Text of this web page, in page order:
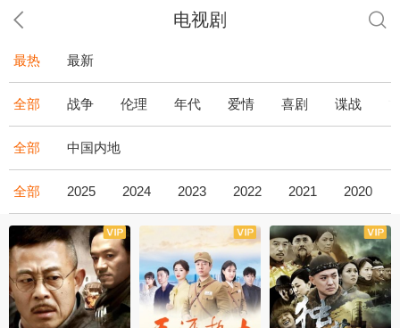
电视剧
最热 最新
全部 战争 伦理 年代 爱情 喜剧 谍战
全部 中国内地
全部 2025 2024 2023 2022 2021 2020
全43集 全36集 全34集